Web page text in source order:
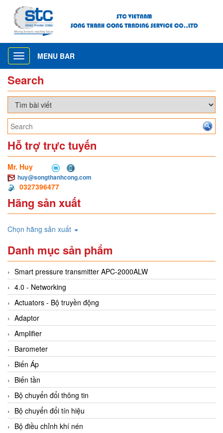
Toggle
navigation
MENU BAR
Search
Hỗ trợ trực tuyến
Mr. Huy
huy@songthanhcong.com
0327396477
Hãng sản xuất
Chọn hãng sản xuất
Danh mục sản phẩm
Smart pressure transmitter APC-2000ALW
4.0 - Networking
Actuators - Bộ truyền động
Adaptor
Amplifier
Barometer
Biến Áp
Biến tần
Bộ chuyển đổi thông tin
Bộ chuyển đổi tín hiệu
Bộ điều chỉnh khí nén